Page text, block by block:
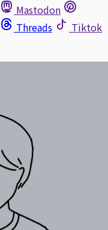
Mastodon
Threads
Tiktok